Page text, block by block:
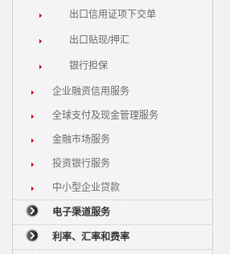
出口信用证项下交单
出口贴现/押汇
银行担保
企业融资信用服务
全球支付及现金管理服务
金融市场服务
投资银行服务
中小型企业贷款
电子渠道服务
利率、汇率和费率